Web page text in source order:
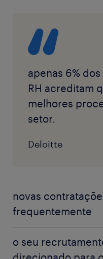
apenas 6%
RH acreditam
melhores
setor.
Deloitte
novas
frequentemente
revelou que até 81%
o seu